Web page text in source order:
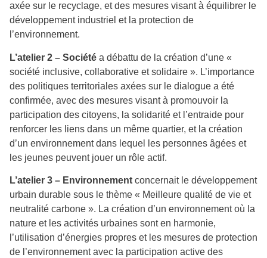
axée sur le recyclage, et des mesures visant à équilibrer le
développement industriel et la protection de
l’environnement.
L’atelier 2 – Société a débattu de la création d’une «
société inclusive, collaborative et solidaire ». L’importance
des politiques territoriales axées sur le dialogue a été
confirmée, avec des mesures visant à promouvoir la
participation des citoyens, la solidarité et l’entraide pour
renforcer les liens dans un même quartier, et la création
d’un environnement dans lequel les personnes âgées et
les jeunes peuvent jouer un rôle actif.
L’atelier 3 – Environnement concernait le développement
urbain durable sous le thème « Meilleure qualité de vie et
neutralité carbone ». La création d’un environnement où la
nature et les activités urbaines sont en harmonie,
l’utilisation d’énergies propres et les mesures de protection
de l’environnement avec la participation active des